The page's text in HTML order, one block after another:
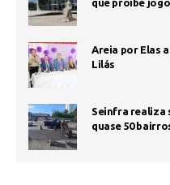
que proíbe
Areia por Elas
Lilás
Seinfra realiza
quase 50